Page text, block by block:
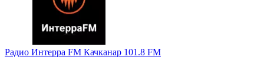
Радио Интерра FM Качканар 101.8 FM